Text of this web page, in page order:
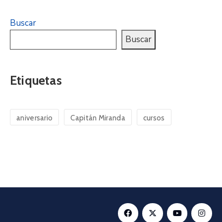
Buscar
Buscar
Etiquetas
aniversario Capitán Miranda cursos